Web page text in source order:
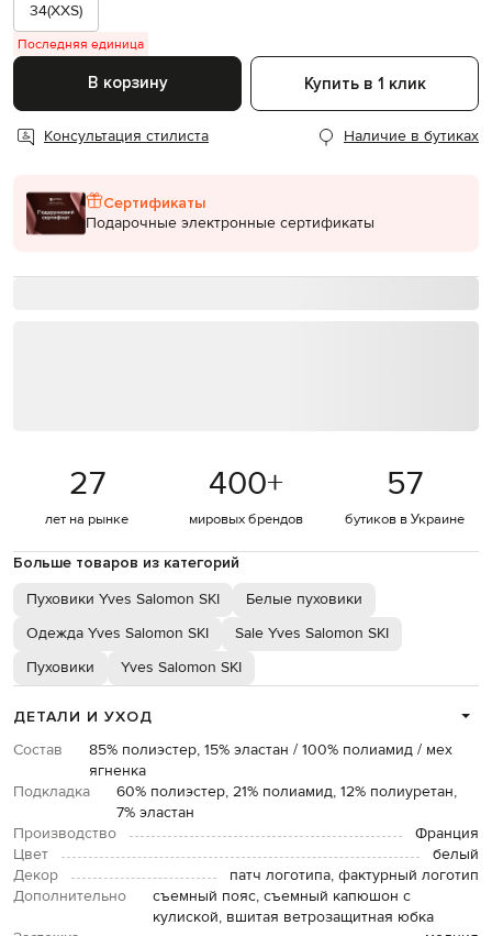
34(XXS)
Последняя единица
В корзину Купить в 1 клик
Консультация стилиста Наличие в бутиках
Сертификаты
Подарочные электронные сертификаты
27
лет на рынке
400+
мировых брендов
57
бутиков в Украине
Больше товаров из категорий
Пуховики Yves Salomon SKI
Белые пуховики
Одежда Yves Salomon SKI
Sale Yves Salomon SKI
Пуховики
Yves Salomon SKI
ДЕТАЛИ И УХОД
Состав
85% полиэстер, 15% эластан / 100% полиамид / мех
ягненка
Подкладка
60% полиэстер, 21% полиамид, 12% полиуретан,
7% эластан
Производство
Франция
Цвет
белый
Декор
патч логотипа, фактурный логотип
Дополнительно
съемный пояс, съемный капюшон с
кулиской, вшитая ветрозащитная юбка